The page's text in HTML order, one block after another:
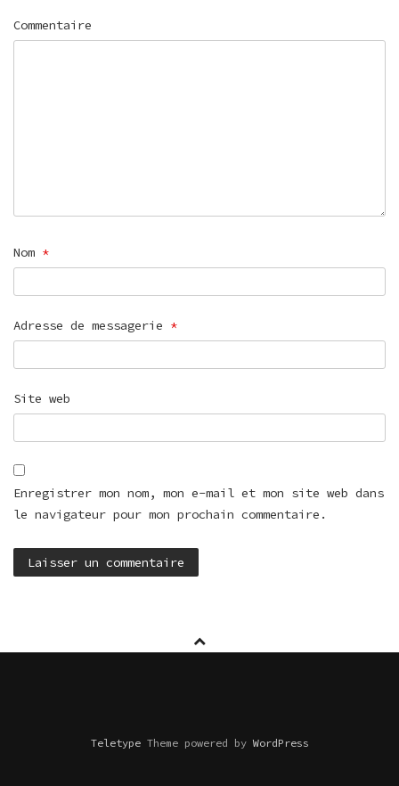
Commentaire
Nom *
Adresse de messagerie *
Site web
Enregistrer mon nom, mon e-mail et mon site web dans
le navigateur pour mon prochain commentaire.
TeletypeTheme powered byWordPress